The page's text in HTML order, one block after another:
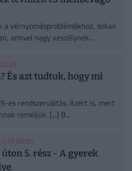
a vérnyomásproblémákhoz, sokan
amivel nagy veszélynek...
És azt tudtuk, hogy mi
es rendszerváltás. Azért is, mert
reméljük. [...] B...
08:00
5. rész - A gyerek